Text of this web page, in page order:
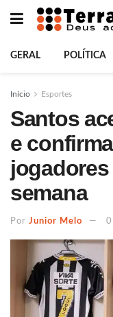
GERAL POLÍTICA
Início Esportes
Santos
e
semana
Por Junior Melo